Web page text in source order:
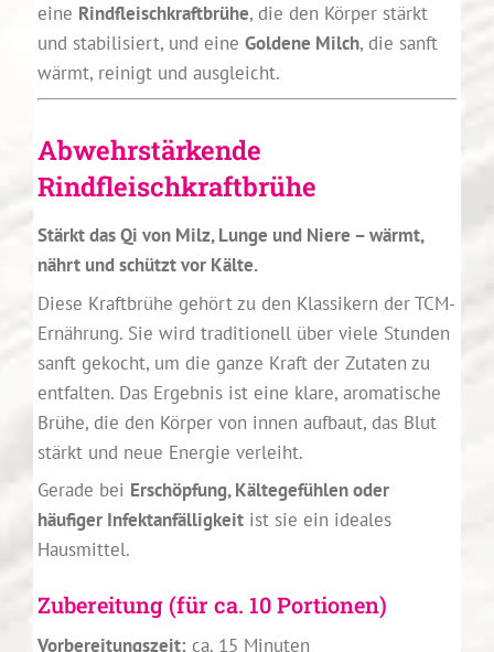
eine Rindfleischkraftbrühe, die den Körper stärkt
und stabilisiert, und eine Goldene Milch, die sanft
wärmt, reinigt und ausgleicht.
Abwehrstärkende
Rindfleischkraftbrühe
Stärkt das Qi von Milz, Lunge und Niere – wärmt,
nährt und schützt vor Kälte.
Diese Kraftbrühe gehört zu den Klassikern der TCM-
Ernährung. Sie wird traditionell über viele Stunden
sanft gekocht, um die ganze Kraft der Zutaten zu
entfalten. Das Ergebnis ist eine klare, aromatische
Brühe, die den Körper von innen aufbaut, das Blut
stärkt und neue Energie verleiht.
Gerade bei Erschöpfung, Kältegefühlen oder
häufiger Infektanfälligkeitist sie ein ideales
Hausmittel.
Zubereitung (für ca. 10 Portionen)
Vorbereitungszeit: ca. 15 Minuten